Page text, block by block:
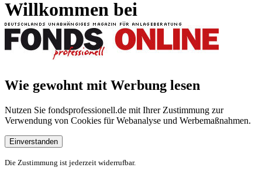
Willkommen bei
Wie gewohnt mit Werbung lesen
Nutzen Sie fondsprofessionell.de mit Ihrer Zustimmung zur
Verwendung von Cookies für Webanalyse und Werbemaßnahmen.
Einverstanden
Die Zustimmung ist jederzeit widerrufbar.